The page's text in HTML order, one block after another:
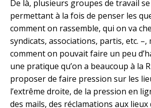
De là, plusieurs groupes de travail
permettant à la fois de penser les
comment on rassemble, qui on va
syndicats, associations, partis, etc. –,
comment on pouvait faire un peu
une pratique qu’on a beaucoup à la
proposer de faire pression sur les
l’extrême droite, de la pression en
des mails, des réclamations aux